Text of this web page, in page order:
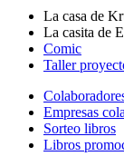
La casa de
La casita de
Comic
Taller
Empresas
Sorteo libros
Libros